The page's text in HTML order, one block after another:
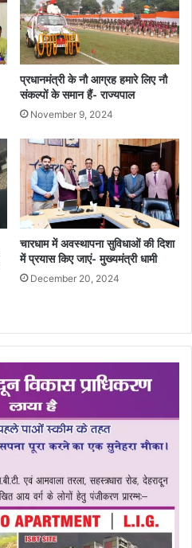
प्रधानमंत्री के नौ आग्रह हमारे लिए नौ
संकल्पों के समान हैं- राज्यपाल
November 9, 2024
चारधाम में अवस्थापना सुविधाओं की दिशा
में प्रयास किए जाएं- मुख्यमंत्री धामी
December 20, 2024